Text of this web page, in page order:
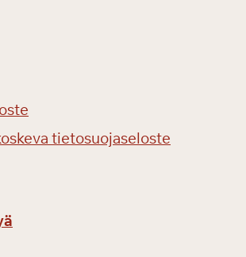
tietosuojaseloste